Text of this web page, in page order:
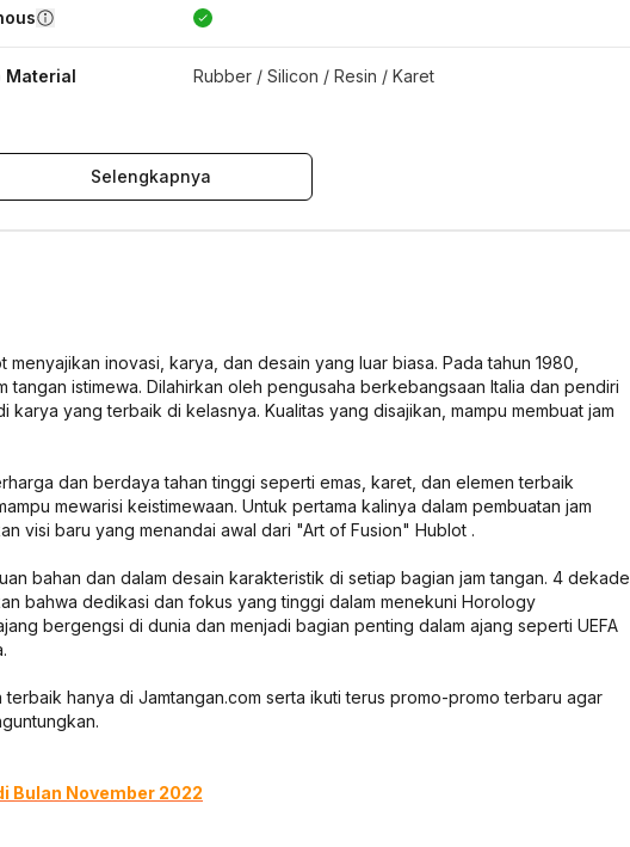
Material Rubber / Silicon / Resin / Karet
Selengkapnya
inovasi, karya, dan desain yang luar biasa. Pada tahun 1980,
tangan istimewa. Dilahirkan oleh pengusaha berkebangsaan Italia dan pendiri
karya yang terbaik di kelasnya. Kualitas yang disajikan, mampu membuat jam
dan berdaya tahan tinggi seperti emas, karet, dan elemen terbaik
mewarisi keistimewaan. Untuk pertama kalinya dalam pembuatan jam
visi baru yang menandai awal dari "Art of Fusion" Hublot .
bahan dan dalam desain karakteristik di setiap bagian jam tangan. 4 dekade
bahwa dedikasi dan fokus yang tinggi dalam menekuni Horology
bergengsi di dunia dan menjadi bagian penting dalam ajang seperti UEFA
hanya di Jamtangan.com serta ikuti terus promo-promo terbaru agar
Bulan November 2022